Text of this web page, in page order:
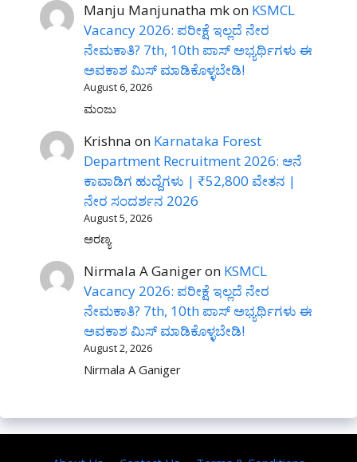
Manju Manjunatha mkon KSMCL
Vacancy 2026: ಪರೀಕ್ಷೆ ಇಲ್ಲದೆ ನೇರ
ನೇಮಕಾತಿ? 7th, 10th ಪಾಸ್ ಅಭ್ಯರ್ಥಿಗಳು ಈ
ಅವಕಾಶ ಮಿಸ್ ಮಾಡಿಕೊಳ್ಳಬೇಡಿ!
August 6, 2026
ಮಂಜು
Krishna on Karnataka Forest
Department Recruitment 2026: ಆನೆ
ಕಾವಾಡಿಗ ಹುದ್ದೆಗಳು | ₹52,800 ವೇತನ |
ನೇರ ಸಂದರ್ಶನ 2026
August 5, 2026
ಅರಣ್ಯ
Nirmala A Ganigeron KSMCL
Vacancy 2026: ಪರೀಕ್ಷೆ ಇಲ್ಲದೆ ನೇರ
ನೇಮಕಾತಿ? 7th, 10th ಪಾಸ್ ಅಭ್ಯರ್ಥಿಗಳು ಈ
ಅವಕಾಶ ಮಿಸ್ ಮಾಡಿಕೊಳ್ಳಬೇಡಿ!
August 2, 2026
Nirmala A Ganiger